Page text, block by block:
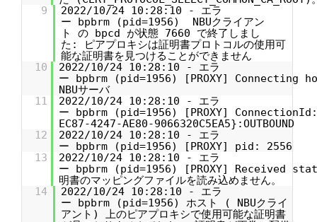
9
2022/10/24 10:28:10 - エラ
ー bpbrm (pid=1956) NBUクライアン
ト の bpcd が状態 7660 で終了しまし
た: ピアプロキシは証明書プロトコルの使用可
能な証明書を見つけることができません
10
2022/10/24 10:28:10 - エラ
ー bpbrm (pid=1956) [PROXY] Connecting
NBUサーバ
11
2022/10/24 10:28:10 - エラ
ー bpbrm (pid=1956) [PROXY]
EC87-4247-AE80-9066320C5EA5}:OUTBOUND
12
2022/10/24 10:28:10 - エラ
ー bpbrm (pid=1956) [PROXY] pid: 2556
13
2022/10/24 10:28:10 - エラ
ー bpbrm (pid=1956) [PROXY] Received
明書のマッピングファイルを読み込めません。
14
2022/10/24 10:28:10 - エラ
ー bpbrm (pid=1956) ホスト ( NBUクライ
アント) 上のピアプロキシで使用可能な証明書